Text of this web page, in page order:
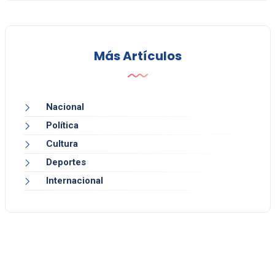
Más Artículos
Nacional
Política
Cultura
Deportes
Internacional